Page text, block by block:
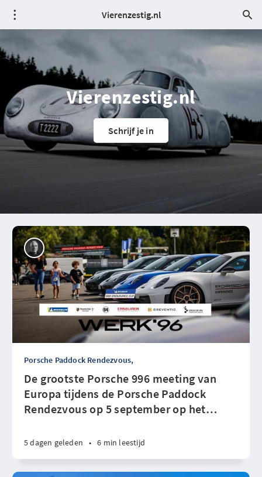
Vierenzestig.nl
Vierenzestig.nl
Schrijf je in
Porsche Paddock Rendezvous,
De grootste Porsche 996 meeting van
Europa tijdens de Porsche Paddock
Rendezvous op 5 september op het…
5 dagen geleden • 6 min leestijd